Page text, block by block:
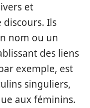
et
discours. Ils
nom ou un
des liens
exemple, est
singuliers,
aux féminins.